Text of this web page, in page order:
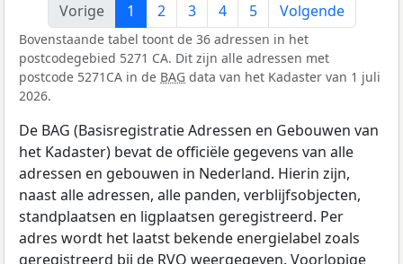
Vorige
1 2 3 4 5 Volgende
Bovenstaande tabel toont de 36 adressen in het
postcodegebied 5271 CA. Dit zijn alle adressen met
postcode 5271CA in de BAG data van het Kadaster van 1 juli
2026.
De BAG (Basisregistratie Adressen en Gebouwen van
het Kadaster) bevat de officiële gegevens van alle
adressen en gebouwen in Nederland. Hierin zijn,
naast alle adressen, alle panden, verblijfsobjecten,
standplaatsen en ligplaatsen geregistreerd. Per
adres wordt het laatst bekende energielabel zoals
geregistreerd bij de RVO weergegeven. Voorlopige